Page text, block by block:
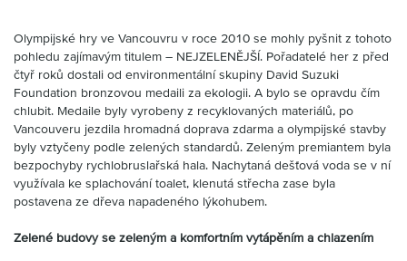
Nákupní seznam
Partner Zone
Olympijské hry ve Vancouvru v roce 2010 se mohly pyšnit z tohoto
pohledu zajímavým titulem – NEJZELENĚJŠÍ. Pořadatelé her z před
čtyř roků dostali od environmentální skupiny David Suzuki
Foundation bronzovou medaili za ekologii. A bylo se opravdu čím
chlubit. Medaile byly vyrobeny z recyklovaných materiálů, po
Vancouveru jezdila hromadná doprava zdarma a olympijské stavby
byly vztyčeny podle zelených standardů. Zeleným premiantem byla
bezpochyby rychlobruslařská hala. Nachytaná dešťová voda se v ní
využívala ke splachování toalet, klenutá střecha zase byla
postavena ze dřeva napadeného lýkohubem.
Zelené budovy se zeleným a komfortním vytápěním a chlazením